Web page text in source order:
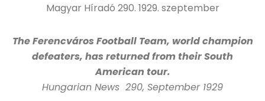
Magyar Híradó 290. 1929. szeptember
The Ferencváros Football Team, world champion
defeaters, has returned from their South
American tour.
Hungarian News 290, September 1929